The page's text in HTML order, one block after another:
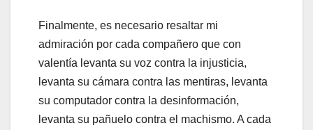
Finalmente, es necesario resaltar mi
admiración por cada compañero que con
valentía levanta su voz contra la injusticia,
levanta su cámara contra las mentiras, levanta
su computador contra la desinformación,
levanta su pañuelo contra el machismo. A cada